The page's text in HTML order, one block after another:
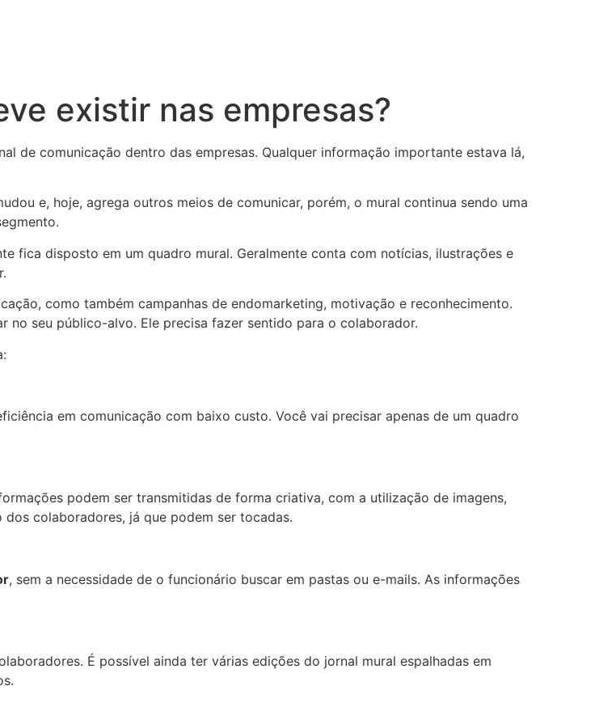
existir nas empresas?
de comunicação dentro das empresas. Qualquer informação importante estava lá,
e, hoje, agrega outros meios de comunicar, porém, o mural continua sendo uma
fica disposto em um quadro mural. Geralmente conta com notícias, ilustrações e
como também campanhas de endomarketing, motivação e reconhecimento.
no seu público-alvo. Ele precisa fazer sentido para o colaborador.
em comunicação com baixo custo. Você vai precisar apenas de um quadro
podem ser transmitidas de forma criativa, com a utilização de imagens,
colaboradores, já que podem ser tocadas.
, sem a necessidade de o funcionário buscar em pastas ou e-mails. As informações
É possível ainda ter várias edições do jornal mural espalhadas em